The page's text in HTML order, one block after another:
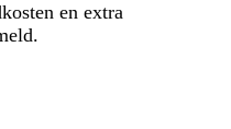
en extra